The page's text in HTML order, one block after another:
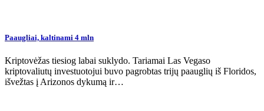
Paaugliai, kaltinami 4 mln
Kriptovėžas tiesiog labai suklydo. Tariamai Las Vegaso
kriptovaliutų investuotojui buvo pagrobtas trijų paauglių iš Floridos,
išvežtas į Arizonos dykumą ir…